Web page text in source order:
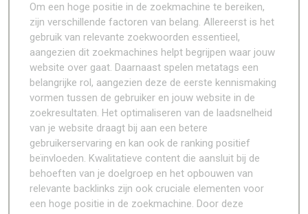
Om een hoge positie in de zoekmachine te bereiken,
zijn verschillende factoren van belang. Allereerst is het
gebruik van relevante zoekwoorden essentieel,
aangezien dit zoekmachines helpt begrijpen waar jouw
website over gaat. Daarnaast spelen metatags een
belangrijke rol, aangezien deze de eerste kennismaking
vormen tussen de gebruiker en jouw website in de
zoekresultaten. Het optimaliseren van de laadsnelheid
van je website draagt bij aan een betere
gebruikerservaring en kan ook de ranking positief
beïnvloeden. Kwalitatieve content die aansluit bij de
behoeften van je doelgroep en het opbouwen van
relevante backlinks zijn ook cruciale elementen voor
een hoge positie in de zoekmachine. Door deze